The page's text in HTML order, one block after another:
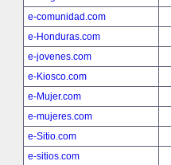
e-comunidad.com
e-Honduras.com
e-jovenes.com
e-Kiosco.com
e-Mujer.com
e-mujeres.com
e-Sitio.com
e-sitios.com